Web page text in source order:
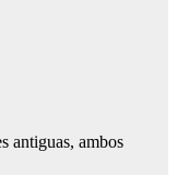
antiguas, ambos